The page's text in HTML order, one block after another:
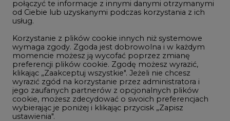
LTE450
Innowacje i AI
Telekomunikacja i IT
Handel emisjami CO2
Wodór
Górnictwo
połączyć te informacje z innymi danymi otrzymanymi
od Ciebie lub uzyskanymi podczas korzystania z ich
usług.
Korzystanie z plików cookie innych niż systemowe
wymaga zgody. Zgoda jest dobrowolna i w każdym
momencie możesz ją wycofać poprzez zmianę
preferencji plików cookie. Zgodę możesz wyrazić,
klikając „Zaakceptuj wszystkie". Jeżeli nie chcesz
wyrazić zgód na korzystanie przez administratora i
jego zaufanych partnerów z opcjonalnych plików
cookie, możesz zdecydować o swoich preferencjach
wybierając je poniżej i klikając przycisk „Zapisz
ustawienia".